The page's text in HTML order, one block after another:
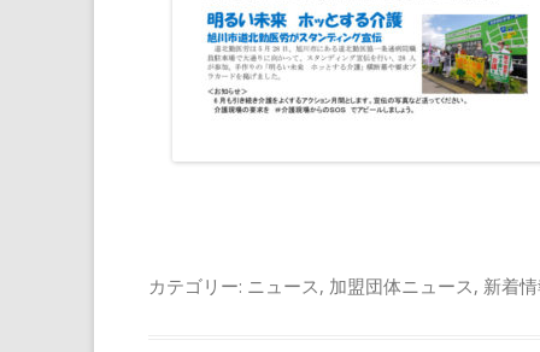
カテゴリー: ニュース, 加盟団体ニュース, 新着